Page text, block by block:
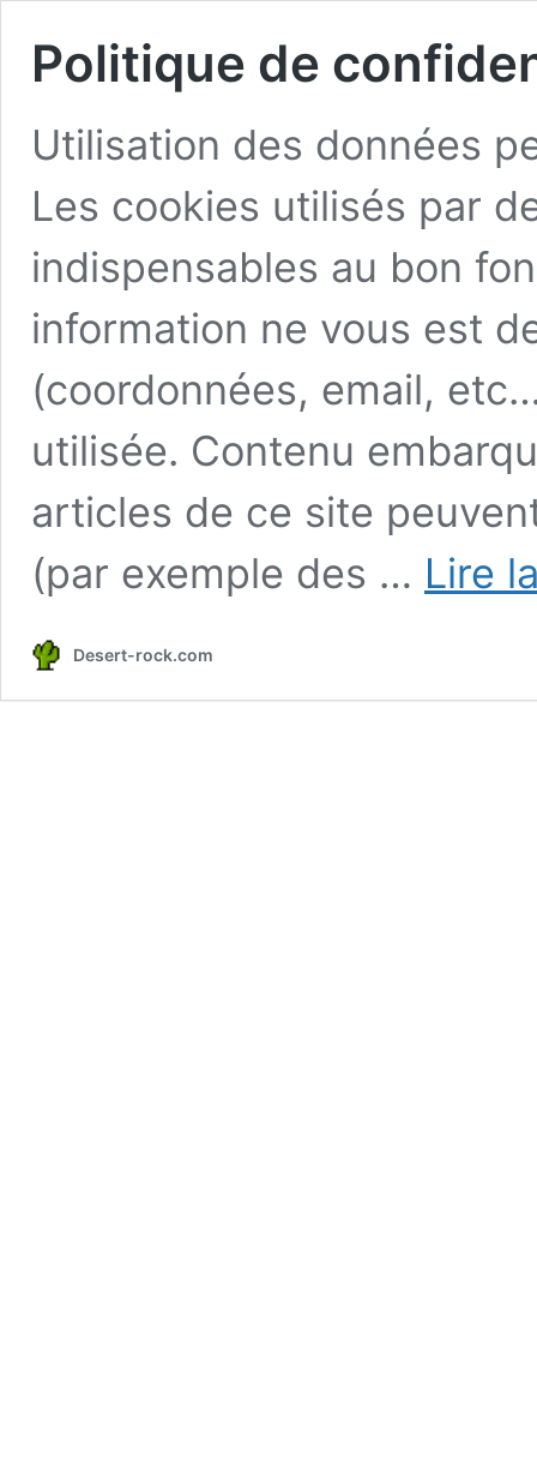
Politique de
Utilisation des données
Les cookies utilisés par
indispensables au bon
information ne vous est
(coordonnées, email,
utilisée. Contenu
articles de ce site
(par exemple des … Lire
Desert-rock.com